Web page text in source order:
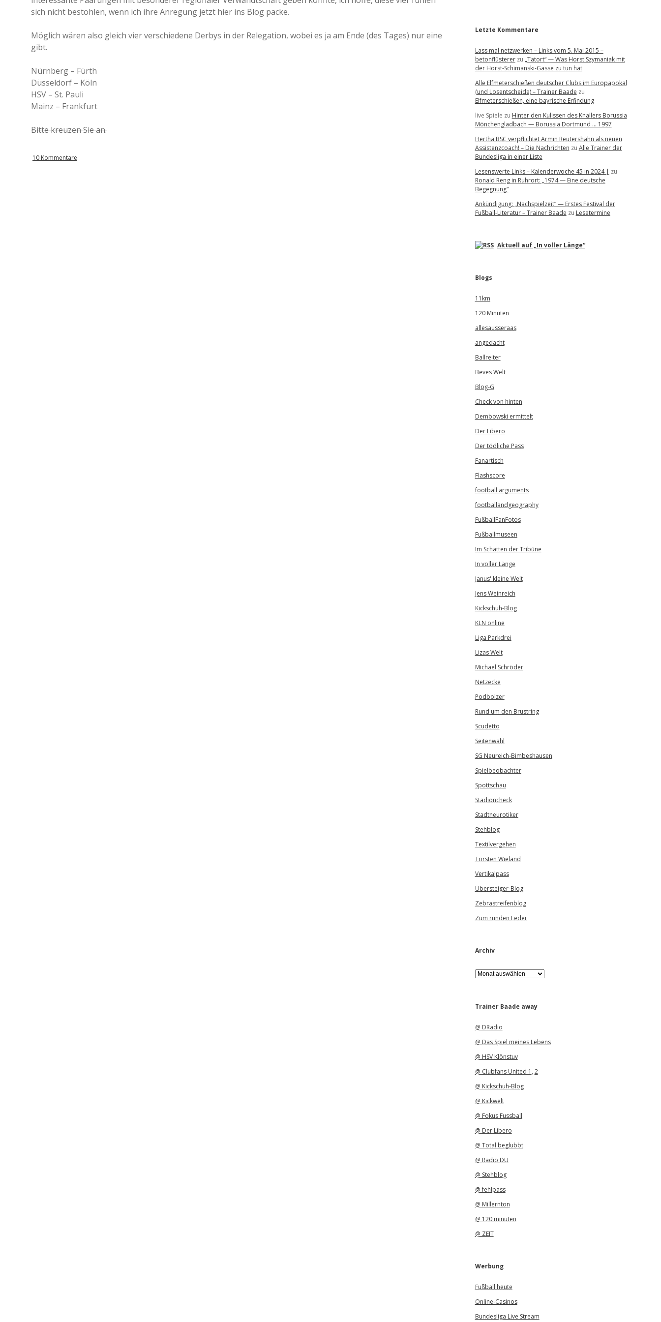
a
sich nicht bestohlen, wenn ich ihre Anregung jetzt hier ins Blog packe.
Möglich wären also gleich vier verschiedene Derbys in der Relegation, wobei es ja am Ende (des Tages) nur eine
gibt.
Nürnberg – Fürth
Düsseldorf – Köln
HSV – St. Pauli
Mainz – Frankfurt
Bitte kreuzen Sie an.
10 Kommentare
Letzte Kommentare
Lass mal netzwerken – Links vom 5. Mai 2015 –
betonflüstererzu „Tatort“ — Was Horst Szymaniak mit
der Horst-Schimanski-Gasse zu tun hat
Alle Elfmeterschießen deutscher Clubs im Europapokal
(und Losentscheide) – Trainer Baade zu
Elfmeterschießen, eine bayrische Erfindung
live Spiele zu Hinter den Kulissen des Knallers Borussia
Mönchengladbach — Borussia Dortmund … 1997
Hertha BSC verpflichtet Armin Reutershahn als neuen
Assistenzcoach! – Die Nachrichten zu Alle Trainer der
Bundesliga in einer Liste
Lesenswerte Links – Kalenderwoche 45 in 2024 | zu
Ronald Reng in Ruhrort: „1974 — Eine deutsche
Begegnung“
Ankündigung: „Nachspielzeit“ — Erstes Festival der
Fußball-Literatur – Trainer Baade zu Lesetermine
Aktuell auf „In voller Länge“
Blogs
11km
120 Minuten
allesausseraas
angedacht
Ballreiter
Beves Welt
Blog-G
Check von hinten
Dembowski ermittelt
Der Libero
Der tödliche Pass
Fanartisch
Flashscore
football arguments
footballandgeography
FußballFanFotos
Fußballmuseen
Im Schatten der Tribüne
In voller Länge
Janus' kleine Welt
Jens Weinreich
Kickschuh-Blog
KLN online
Liga Parkdrei
Lizas Welt
Michael Schröder
Netzecke
Podbolzer
Rund um den Brustring
Scudetto
Seitenwahl
SG Neureich-Bimbeshausen
Spielbeobachter
Spottschau
Stadioncheck
Stadtneurotiker
Stehblog
Textilvergehen
Torsten Wieland
Vertikalpass
Übersteiger-Blog
Zebrastreifenblog
Zum runden Leder
Archiv
A
r
iTrainer Baade away
@ DRadio
@ Das Spiel meines Lebens
@ HSV Klönstuv
@ Clubfans United 1 , 2
@ Kickschuh-Blog
@ Kickwelt
@ Fokus Fussball
@ Der Libero
@ Total beglubbt
@ Radio DU
@ Stehblog
@ fehlpass
@ Millernton
@ 120 minuten
@ ZEIT
Werbung
Fußball heute
Online-Casinos
Bundesliga Live Stream